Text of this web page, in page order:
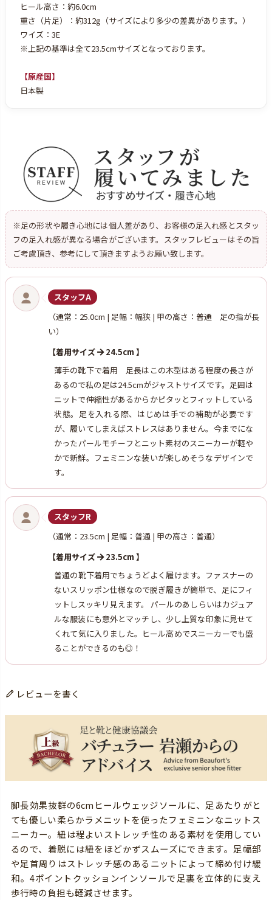
ヒール高さ：約6.0cm
重さ（片足）：約312g（サイズにより多少の差異があります。）
ワイズ：3E
※上記の基準は全て23.5cmサイズとなっております。
【原産国】
日本製
※足の形状や履き心地には個人差があり、お客様の足入れ感とスタッ
フの足入れ感が異なる場合がございます。スタッフレビューはその旨
ご考慮頂き、参考にして頂きますようお願い致します。
スタッフA
（通常：25.0cm | 足幅：幅狭 | 甲の高さ：普通 足の指が長
い）
【着用サイズ
24.5cm 】
薄手の靴下で着用 足長はこの木型はある程度の長さが
あるので私の足は24.5cmがジャストサイズです。足囲は
ニットで伸縮性があるからかピタッとフィットしている
状態。足を入れる際、はじめは手での補助が必要です
が、履いてしまえばストレスはありません。今までにな
かったパールモチーフとニット素材のスニーカーが軽や
かで新鮮。フェミニンな装いが楽しめそうなデザインで
す。
スタッフR
（通常：23.5cm | 足幅：普通 | 甲の高さ：普通）
【着用サイズ
23.5cm 】
普通の靴下着用でちょうどよく履けます。ファスナーの
ないスリッポン仕様なので脱ぎ履きが簡単で、足にフィ
ットしスッキリ見えます。 パールのあしらいはカジュア
ルな服装にも意外とマッチし、少し上質な印象に見せて
くれて気に入りました。ヒール高めでスニーカーでも盛
ることができるのも◎！
レビューを書く
脚長効果抜群の6cmヒールウェッジソールに、足あたりがと
ても優しい柔らかラメニットを使ったフェミニンなニットス
ニーカー。紐は程よいストレッチ性のある素材を使用してい
るので、着脱には紐をほどかずスムーズにできます。足幅部
や足首周りはストレッチ感のあるニットによって締め付け緩
和。4ポイントクッションインソールで足裏を立体的に支え
歩行時の負担も軽減させます。